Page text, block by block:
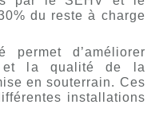
du reste à charge
permet d’améliorer
et la qualité de la
en souterrain. Ces
installations